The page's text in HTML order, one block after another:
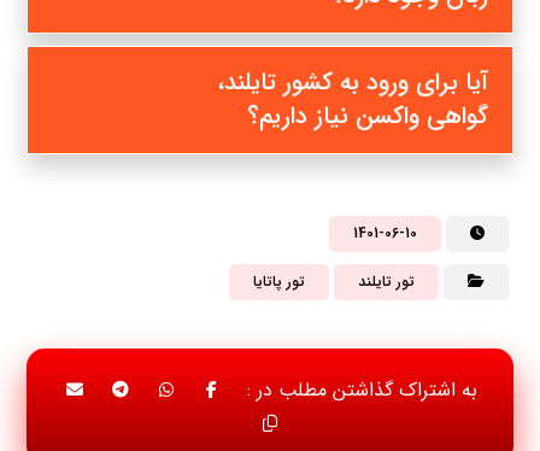
آیا برای ورود به کشور تایلند،
گواهی واکسن نیاز داریم؟
1401-06-10
تور تایلند تور پاتایا